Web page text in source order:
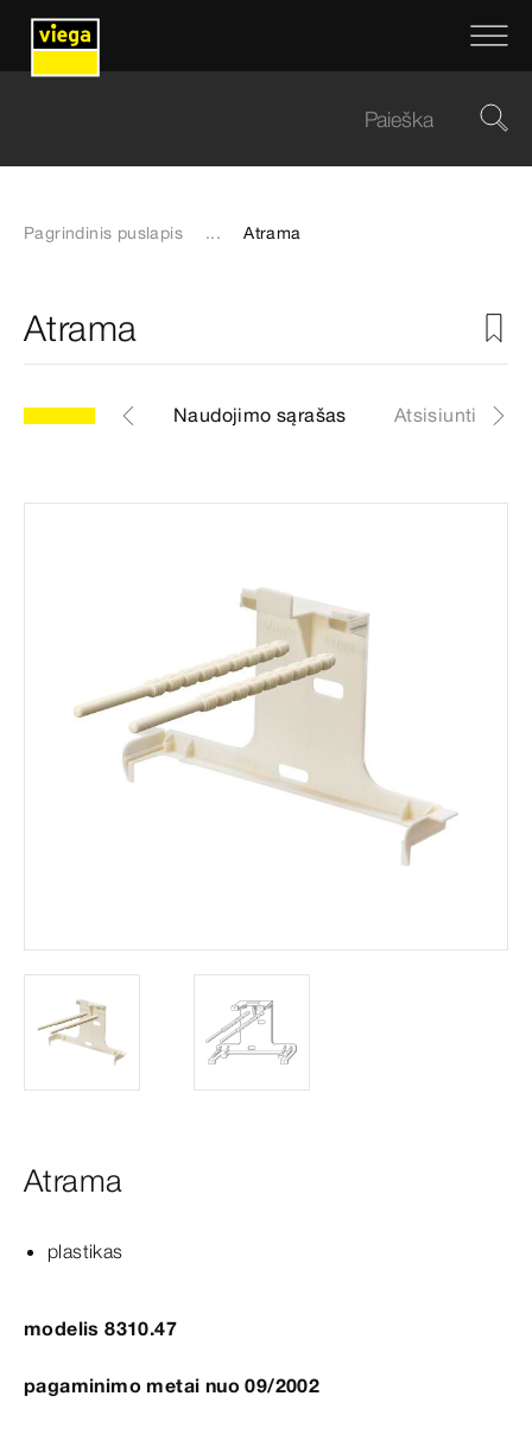
Pagrindinis puslapis ... Atrama
Atrama
dalių sąrašas Naudojimo sąrašas Atsisiuntimai
Atrama
plastikas
modelis 8310.47
pagaminimo metai nuo 09/2002